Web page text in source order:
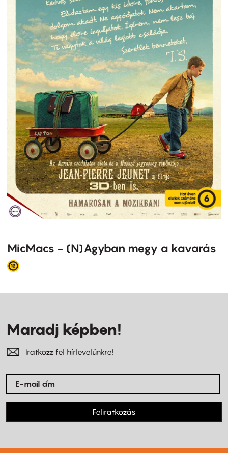
MicMacs - (N)Agyban megy a kavarás
Maradj képben!
Iratkozz fel hírlevelünkre!
Feliratkozás